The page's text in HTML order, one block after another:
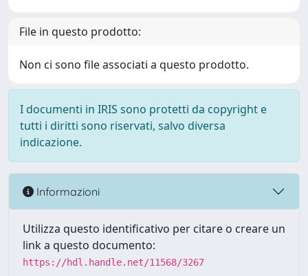
File in questo prodotto:
Non ci sono file associati a questo prodotto.
I documenti in IRIS sono protetti da copyright e
tutti i diritti sono riservati, salvo diversa
indicazione.
Informazioni
Utilizza questo identificativo per citare o creare un
link a questo documento:
https://hdl.handle.net/11568/3267